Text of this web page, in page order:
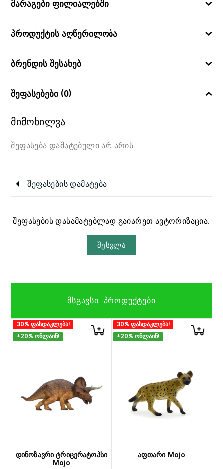
მარაგები ფილიალებში
პროდუქტის აღწერილობა
ბრენდის შესახებ
შეფასებები (0)
მიმოხილვა
შეფასება დამატებული არ არის
შეფასების დამატება
შეფასების დასამატებლად გაიარეთ ავტორიზაცია.
შესვლა
ᲛᲡᲒᲐᲕᲡᲘ ᲞᲠᲝᲓᲣᲥᲢᲔᲑᲘ
30% ფასდაკლება!
+20% ონლაინ!
დინოზავრი ტრიცერატოპსი
Mojo
30% ფასდაკლება!
+20% ონლაინ!
აფთარი Mojo